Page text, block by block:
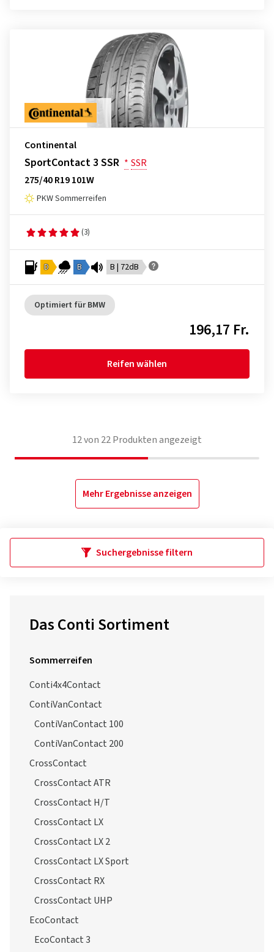
Continental
SportContact 3 SSR * SSR
275/40 R19 101W
PKW Sommerreifen
(3)
D B B | 72dB
Optimiert für BMW
196,17 Fr.
Reifen wählen
12von 22Produkten angezeigt
Mehr Ergebnisse anzeigen
Suchergebnisse filtern
Das Conti Sortiment
Sommerreifen
Conti4x4Contact
ContiVanContact
ContiVanContact 100
ContiVanContact 200
CrossContact
CrossContact ATR
CrossContact H/T
CrossContact LX
CrossContact LX 2
CrossContact LX Sport
CrossContact RX
CrossContact UHP
EcoContact
EcoContact 3